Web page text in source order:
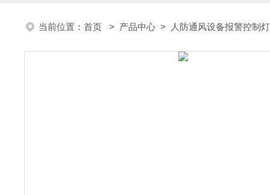
当前位置： 首页 > 产品中心 > 人防通风设备报警控制